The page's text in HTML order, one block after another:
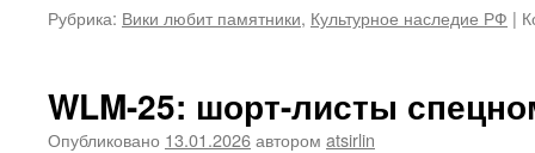
Рубрика: Вики любит памятники, Культурное наследие РФ |
WLM-25: шорт-листы
Опубликовано 13.01.2026автором atsirlin